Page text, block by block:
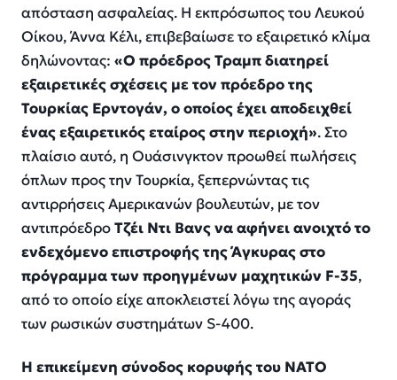
απόσταση ασφαλείας. Η εκπρόσωπος του Λευκού
Οίκου, Άννα Κέλι, επιβεβαίωσε το εξαιρετικό κλίμα
δηλώνοντας: «Ο πρόεδρος Τραμπ διατηρεί
εξαιρετικές σχέσεις με τον πρόεδρο της
Τουρκίας Ερντογάν, ο οποίος έχει αποδειχθεί
ένας εξαιρετικός εταίρος στην περιοχή». Στο
πλαίσιο αυτό, η Ουάσινγκτον προωθεί πωλήσεις
όπλων προς την Τουρκία, ξεπερνώντας τις
αντιρρήσεις Αμερικανών βουλευτών, με τον
αντιπρόεδροΤζέι Ντι Βανς να αφήνει ανοιχτό το
ενδεχόμενο επιστροφής της Άγκυρας στο
πρόγραμμα των προηγμένων μαχητικών F-35,
από το οποίο είχε αποκλειστεί λόγω της αγοράς
των ρωσικών συστημάτων S-400.
Η επικείμενη σύνοδος κορυφής του ΝΑΤΟ